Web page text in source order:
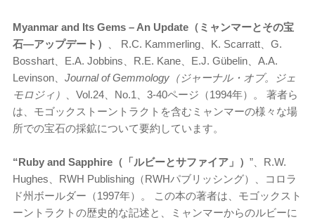
Myanmar and Its Gems – An Update（ミャンマーとその宝
石―アップデート）
、 R.C. Kammerling、K. Scarratt、G.
Bosshart、E.A. Jobbins、R.E. Kane、E.J. Gübelin、A.A.
Levinson、 Journal of Gemmology（ジャーナル・オブ。ジェ
モロジィ）
、Vol.24、No.1、3-40ページ（1994年）。 著者ら
は、モゴックストーントラクトを含むミャンマーの様々な場
所での宝石の採鉱について要約しています。
“Ruby and Sapphire（「ルビーとサファイア」） ”、R.W.
Hughes、RWH Publishing（RWHパブリッシング）、コロラ
ド州ボールダー（1997年）。 この本の著者は、モゴックスト
ーントラクトの歴史的な記述と、ミャンマーからのルビーに